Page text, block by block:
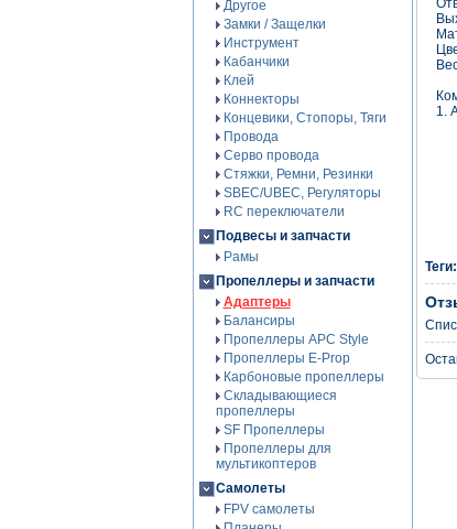
Другое
Замки / Защелки
Инструмент
Кабанчики
Клей
Коннекторы
Концевики, Стопоры, Тяги
Провода
Серво провода
Стяжки, Ремни, Резинки
SBEC/UBEC, Регуляторы
RC переключатели
Подвесы и запчасти
Рамы
Пропеллеры и запчасти
Адаптеры
Балансиры
Пропеллеры APC Style
Пропеллеры E-Prop
Карбоновые пропеллеры
Складывающиеся
пропеллеры
SF Пропеллеры
Пропеллеры для
мультикоптеров
Самолеты
FPV самолеты
1.
Теги: